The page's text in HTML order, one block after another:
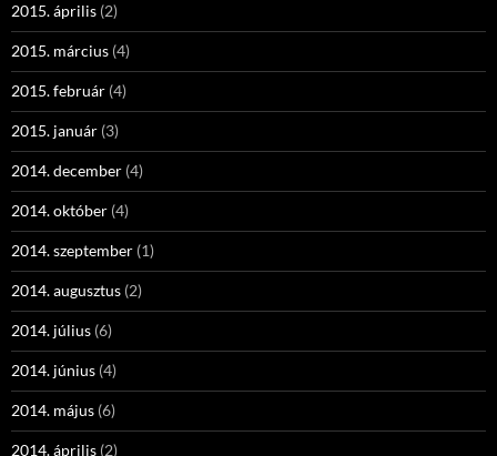
2015. április (2)
2015. március (4)
2015. február (4)
2015. január (3)
2014. december (4)
2014. október (4)
2014. szeptember (1)
2014. augusztus (2)
2014. július (6)
2014. június (4)
2014. május (6)
2014. április (2)